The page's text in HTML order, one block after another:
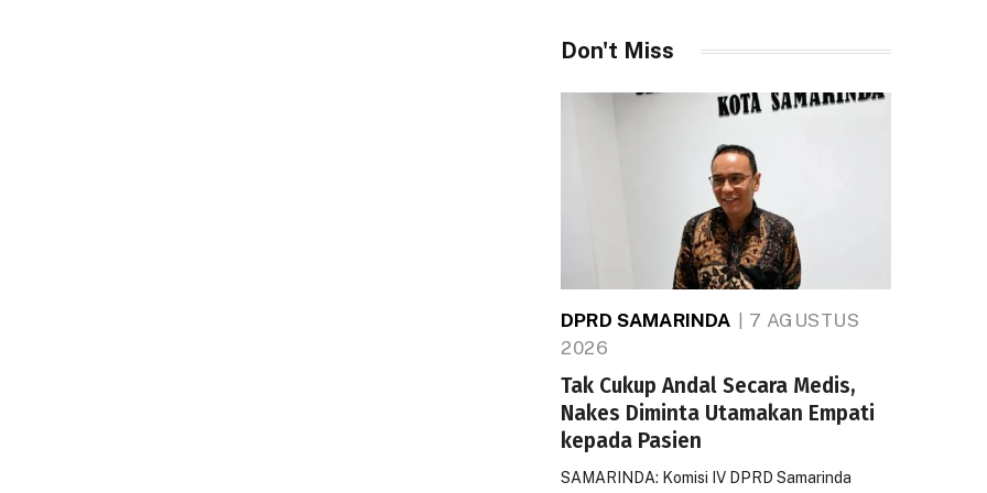
Don't Miss
DPRD SAMARINDA
7 AGUSTUS
2026
Tak Cukup Andal Secara Medis,
Nakes Diminta Utamakan Empati
kepada Pasien
SAMARINDA: Komisi IV DPRD Samarinda